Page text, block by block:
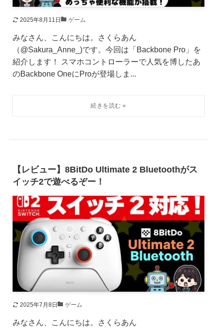
2025年8月11日 ゲーム
みなさん、こんにちは。さくらあん
（@Sakura_Anne_)です。今回は「Backbone Pro」を
紹介します！ スマホコントローラーで人気を博したあ
のBackbone OneにProが登場しま...
【レビュー】8BitDo Ultimate 2 Bluetoothがス
イッチ2で遊べるぞー！
2025年7月8日 ゲーム
みなさん、こんにちは。さくらあん